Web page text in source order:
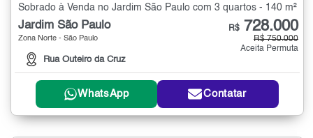
Sobrado à Venda no Jardim São Paulo com 3 quartos - 140 m²
Jardim São Paulo
Zona Norte - São Paulo
Rua Outeiro da Cruz
R$ 728.000
R$ 750.000
Aceita Permuta
WhatsApp Contatar